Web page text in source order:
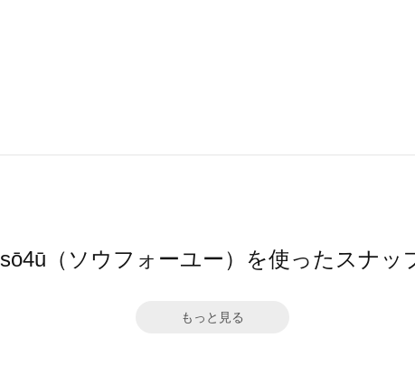
sō4ū（ソウフォーユー）を使ったスナッ
もっと見る